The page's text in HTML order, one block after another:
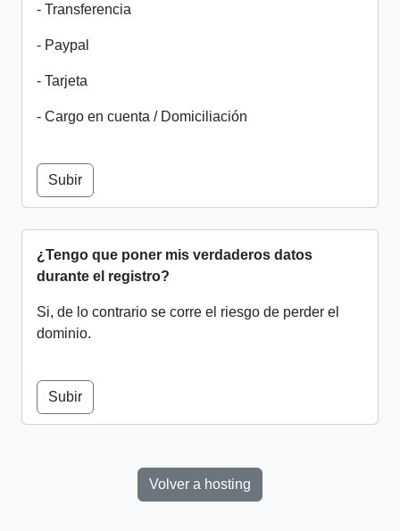
- Transferencia
- Paypal
- Tarjeta
- Cargo en cuenta / Domiciliación
Subir
¿Tengo que poner mis verdaderos datos
durante el registro?
Si, de lo contrario se corre el riesgo de perder el
dominio.
Subir
Volver a hosting